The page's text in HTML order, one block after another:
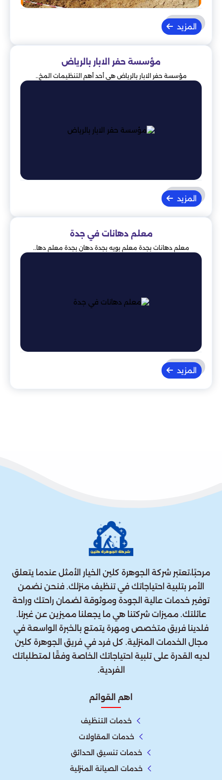
المزيد
مؤسسة حفر الابار بالرياض
مؤسسة حفر الابار بالرياض هي أحد أهم التنظيمات المخ..
المزيد
معلم دهانات في جدة
معلم دهانات بجدة معلم بويه بجدة دهان بجدة معلم دها..
المزيد
مرحبًا،تعتبر شركة الجوهرة كلين الخيار الأمثل عندما يتعلق
الأمر بتلبية احتياجاتك في تنظيف منزلك. فنحن نضمن
توفير خدمات عالية الجودة وموثوقة لضمان راحتك وراحة
عائلتك. مميزات شركتنا هي ما يجعلنا مميزين عن غيرنا.
فلدينا فريق متخصص ومهرة يتمتع بالخبرة الواسعة في
مجال الخدمات المنزلية. كل فرد في فريق الجوهرة كلين
لديه القدرة على تلبية احتياجاتك الخاصة وفقًا لمتطلباتك
الفردية.
اهم القوائم
خدمات التنظيف
خدمات المقاولات
خدمات تنسيق الحدائق
خدمات الصيانة المنزلية